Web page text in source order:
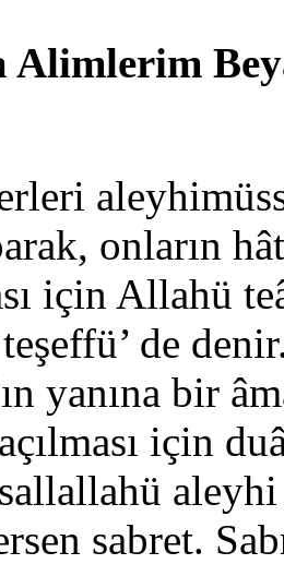
Alimlerim
onların
için Allahü
de
yanına bir
için
sabret.